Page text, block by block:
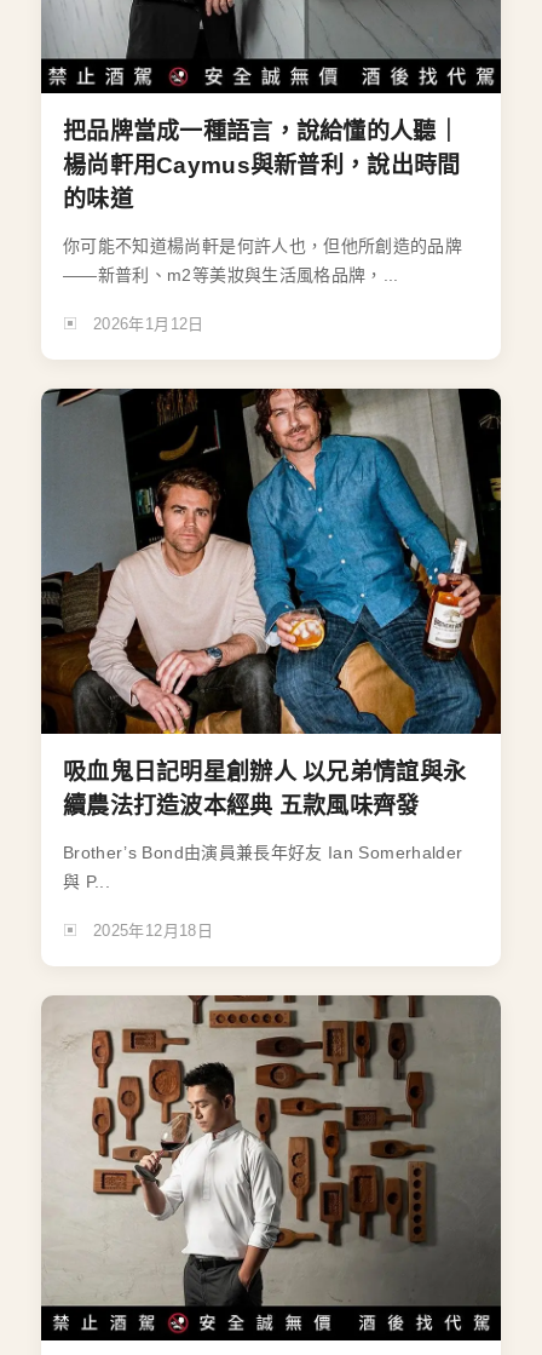
把品牌當成一種語言，說給懂的人聽｜
楊尚軒用Caymus與新普利，說出時間
的味道
你可能不知道楊尚軒是何許人也，但他所創造的品牌
——新普利、m2等美妝與生活風格品牌，...
2026年1月12日
吸血鬼日記明星創辦人 以兄弟情誼與永
續農法打造波本經典 五款風味齊發
Brother’s Bond由演員兼長年好友 Ian Somerhalder
與 P...
2025年12月18日